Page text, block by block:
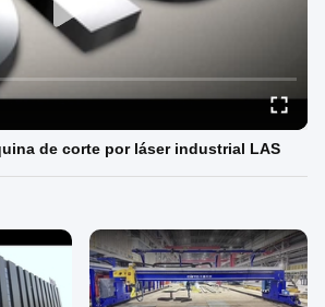
de corte por láser industrial LAS